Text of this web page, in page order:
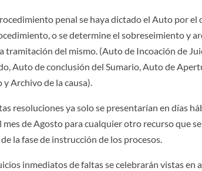
penal se haya dictado el Auto por el
o se determine el sobreseimiento y
tramitación del mismo. (Auto de Incoación de
Auto de conclusión del Sumario, Auto de
Archivo de la causa).
resoluciones ya solo se presentarían en días
mes de Agosto para cualquier otro recurso que
la fase de instrucción de los procesos.
inmediatos de faltas se celebrarán vistas en